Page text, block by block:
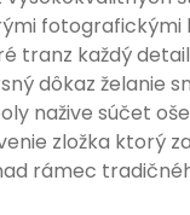
fotografickými
tranz každý
dôkaz želanie
nažive súčet
zložka ktorý
rámec